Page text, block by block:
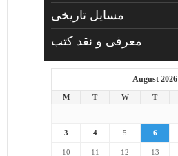
مسایل تاریخی
معرفی و نقد کتب
August 2026
M T W T
3 4 5 6
10 11 12 13